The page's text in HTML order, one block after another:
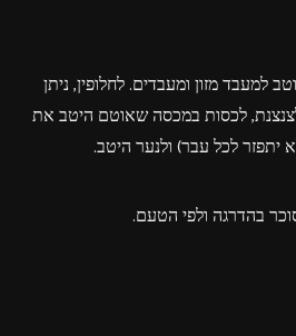
למעבד מזון ומעבדים. לחלופין, ניתן
לכסות במכסה שאוטם היטב את
לכל עבר) ולנער היטב.
בהדרגה ולפי הטעם.